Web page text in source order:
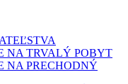
NA TRVALÝ POBYT
NA PRECHODNÝ